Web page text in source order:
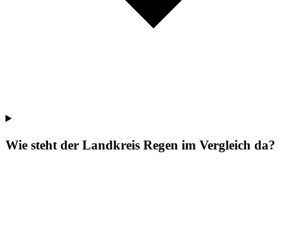
Wie steht der Landkreis Regen im Vergleich da?